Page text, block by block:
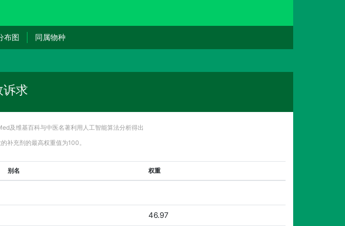
布图 同属物种
诉求
及维基百科与中医名著利用人工智能算法分析得出
补充剂的最高权重值为100。
别名 权重
46.97